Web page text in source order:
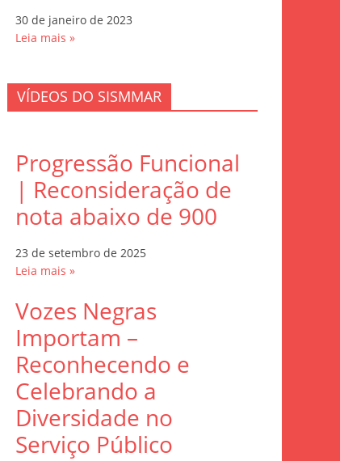
30 de janeiro de 2023
Leia mais »
VÍDEOS DO SISMMAR
Progressão Funcional
| Reconsideração de
nota abaixo de 900
23 de setembro de 2025
Leia mais »
Vozes Negras
Importam –
Reconhecendo e
Celebrando a
Diversidade no
Serviço Público